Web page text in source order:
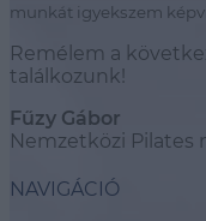
munkát igyekszem
Remélem a
találkozunk!
Fűzy Gábor
Nemzetközi Pilates
NAVIGÁCIÓ